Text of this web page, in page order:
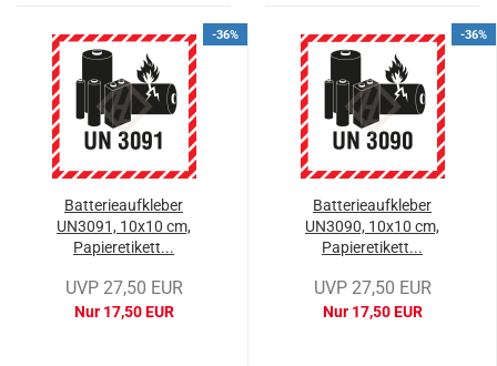
-36%
Batterieaufkleber
UN3091, 10x10 cm,
Papieretikett...
UVP 27,50 EUR
Nur 17,50 EUR
-36%
Batterieaufkleber
UN3090, 10x10 cm,
Papieretikett...
UVP 27,50 EUR
Nur 17,50 EUR